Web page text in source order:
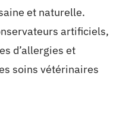
et naturelle.
artificiels,
d’allergies et
soins vétérinaires